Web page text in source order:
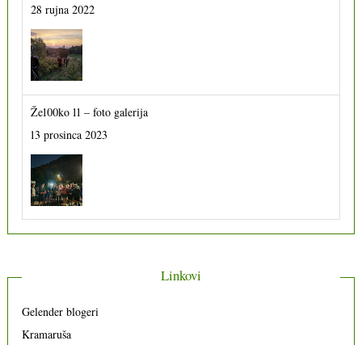
28 rujna 2022
Že100ko 11 – foto galerija
13 prosinca 2023
Linkovi
Gelender blogeri
Kramaruša